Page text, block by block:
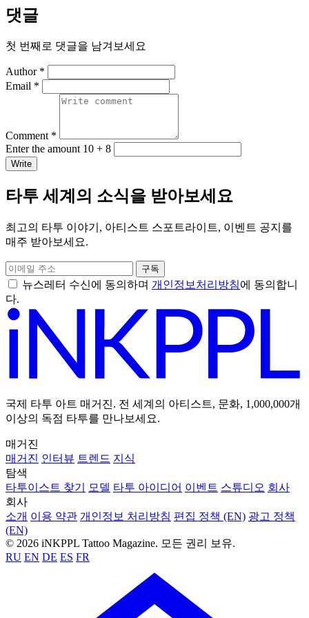
댓글
첫 번째로 댓글을 남겨보세요
Author *
Email *
Comment *
Enter the amount 10 + 8
Write
타투 세계의 소식을 받아보세요
최고의 타투 이야기, 아티스트 스포트라이트, 이벤트 공지를
매주 받아보세요.
구독
뉴스레터 수신에 동의하며 개인정보처리방침에 동의합니
다.
국제 타투 아트 매거진. 전 세계의 아티스트, 문화, 1,000,000개
이상의 독점 타투를 만나보세요.
매거진
매거진 인터뷰 트렌드 지식
탐색
타투이스트 찾기
모델 타투 아이디어 이벤트 스튜디오 회사
회사
소개 이용 약관 개인정보 처리방침 편집 정책 (EN) 광고 정책
(EN)
© 2026 iNKPPL Tattoo Magazine. 모든 권리 보유.
RU EN DE ES FR